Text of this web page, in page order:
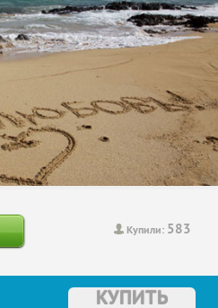
Купили: 583
КУПИТЬ